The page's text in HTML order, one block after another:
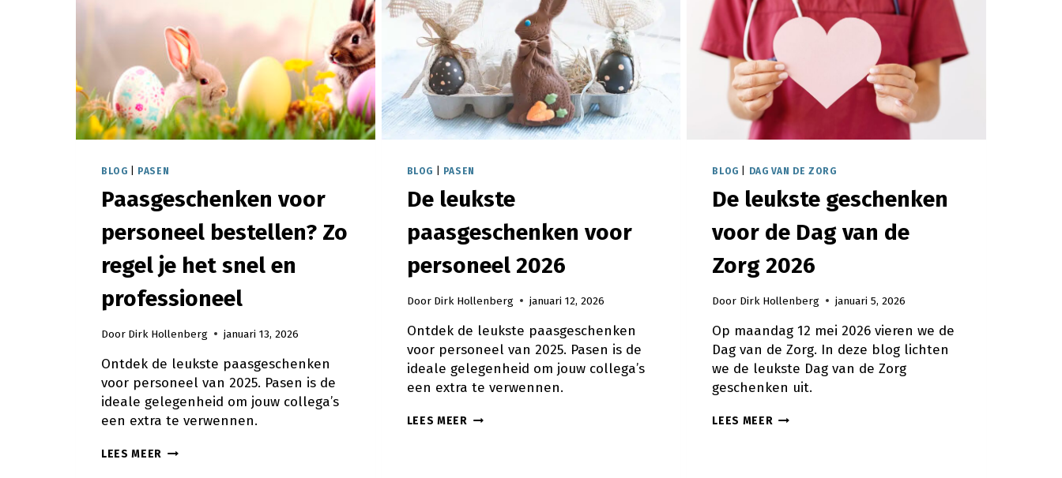
WORDT)
BLOG PASEN
Paasgeschenken voor
personeel bestellen? Zo
regel je het snel en
professioneel
Door Dirk Hollenberg januari 13, 2026
Ontdek de leukste paasgeschenken
voor personeel van 2025. Pasen is de
ideale gelegenheid om jouw collega’s
een extra te verwennen.
LEES MEER PAASGESCHENKEN
BLOG PASEN
De leukste
paasgeschenken voor
personeel 2026
Door Dirk Hollenberg januari 12, 2026
Ontdek de leukste paasgeschenken
voor personeel van 2025. Pasen is de
ideale gelegenheid om jouw collega’s
een extra te verwennen.
LEES MEER DE
BLOG DAG VAN DE ZORG
De leukste geschenken
voor de Dag van de
Zorg 2026
Door Dirk Hollenberg januari 5, 2026
Op maandag 12 mei 2026 vieren we de
Dag van de Zorg. In deze blog lichten
we de leukste Dag van de Zorg
geschenken uit.
LEES MEER DE